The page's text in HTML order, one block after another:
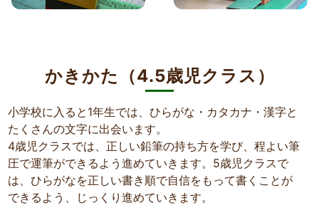
かきかた（4.5歳児クラス）
小学校に入ると1年生では、ひらがな・カタカナ・漢字と
たくさんの文字に出会います。
4歳児クラスでは、正しい鉛筆の持ち方を学び、程よい筆
圧で運筆ができるよう進めていきます。5歳児クラスで
は、ひらがなを正しい書き順で自信をもって書くことが
できるよう、じっくり進めていきます。